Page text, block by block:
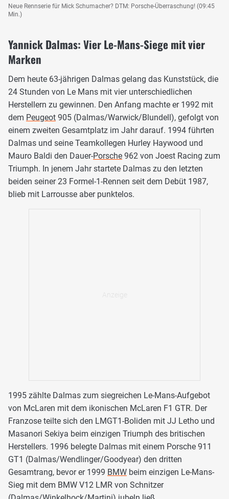
Neue Rennserie für Mick Schumacher? DTM: Porsche-Überraschung! (09:45
Min.)
Yannick Dalmas: Vier Le-Mans-Siege mit vier
Marken
Dem heute 63-jährigen Dalmas gelang das Kunststück, die
24 Stunden von Le Mans mit vier unterschiedlichen
Herstellern zu gewinnen. Den Anfang machte er 1992 mit
dem Peugeot 905 (Dalmas/Warwick/Blundell), gefolgt von
einem zweiten Gesamtplatz im Jahr darauf. 1994 führten
Dalmas und seine Teamkollegen Hurley Haywood und
Mauro Baldi den Dauer-Porsche 962 von Joest Racing zum
Triumph. In jenem Jahr startete Dalmas zu den letzten
beiden seiner 23 Formel-1-Rennen seit dem Debüt 1987,
blieb mit Larrousse aber punktelos.
1995 zählte Dalmas zum siegreichen Le-Mans-Aufgebot
von McLaren mit dem ikonischen McLaren F1 GTR. Der
Franzose teilte sich den LMGT1-Boliden mit JJ Letho und
Masanori Sekiya beim einzigen Triumph des britischen
Herstellers. 1996 belegte Dalmas mit einem Porsche 911
GT1 (Dalmas/Wendlinger/Goodyear) den dritten
Gesamtrang, bevor er 1999 BMW beim einzigen Le-Mans-
Sieg mit dem BMW V12 LMR von Schnitzer